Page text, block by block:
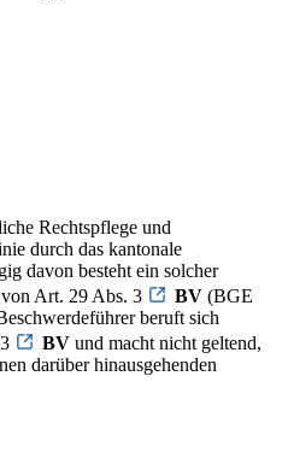
Rechtspflege und
durch das kantonale
davon besteht ein solcher
Art. 29 Abs. 3
BV (BGE
beruft sich
BV und macht nicht geltend,
darüber hinausgehenden